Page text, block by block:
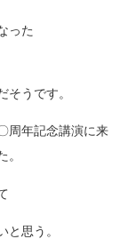
った
うです。
周年記念講演に来
。
と思う。